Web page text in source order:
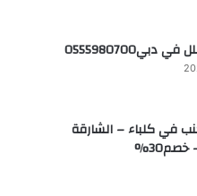
في كلباء – الشارقة